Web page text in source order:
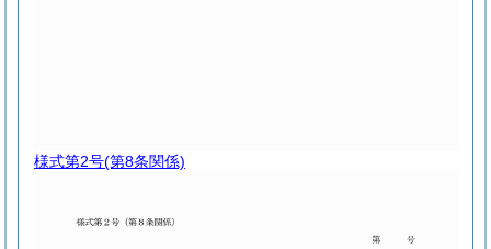
様式第2号(第8条関係)